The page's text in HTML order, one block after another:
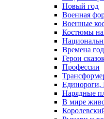
Новый год
Военная
Военные
Костюмы
Времена
Герои
Профессии
Нарядные
В мире